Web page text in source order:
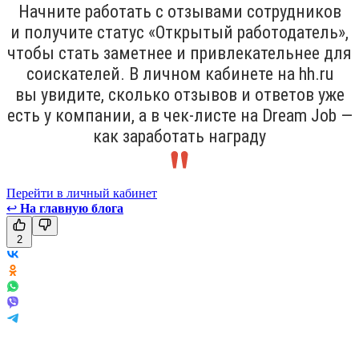
Начните работать с отзывами сотрудников
и получите статус «Открытый работодатель»,
чтобы стать заметнее и привлекательнее для
соискателей. В личном кабинете на hh.ru
вы увидите, сколько отзывов и ответов уже
есть у компании, а в чек-листе на Dream Job —
как заработать награду
Перейти в личный кабинет
↩ На главную блога
2